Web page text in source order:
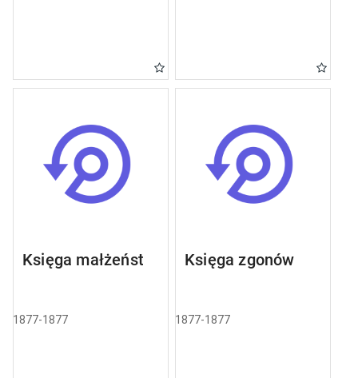
Księga małżeństw
1877-1877
Księga zgonów
1877-1877